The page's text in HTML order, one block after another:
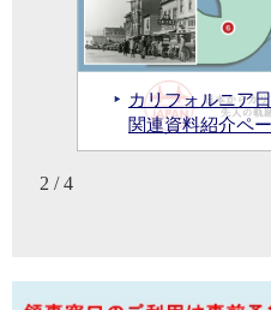
安全・生活情報
安全情報
医療情報
領事窓口業務
カリフォルニア
関連資料紹介ペ
メールアドレス
ださい：連絡方
入国手続オン
2 / 4